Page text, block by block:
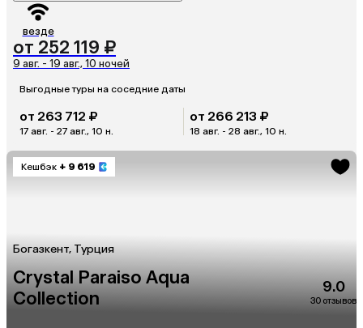
везде
от 252 119 ₽
9 авг. - 19 авг., 10 ночей
Выгодные туры на соседние даты
от 263 712 ₽
17 авг. - 27 авг., 10 н.
от 266 213 ₽
18 авг. - 28 авг., 10 н.
Кешбэк + 9 619
Богазкент, Турция
Crystal Paraiso Aqua
Collection
9.0
30 отзывов